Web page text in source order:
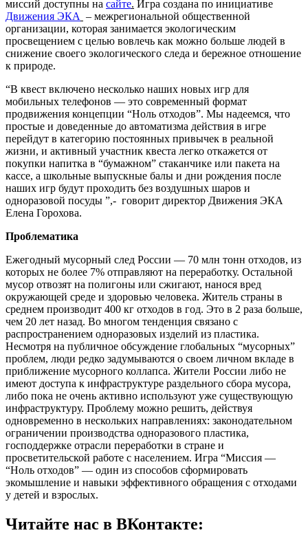
миссий доступны на сайте. Игра создана по инициативе
Движения ЭКА – межрегиональной общественной
организации, которая занимается экологическим
просвещением с целью вовлечь как можно больше людей в
снижение своего экологического следа и бережное отношение
к природе.
“В квест включено несколько наших новых игр для
мобильных телефонов — это современный формат
продвижения концепции “Ноль отходов”. Мы надеемся, что
простые и доведенные до автоматизма действия в игре
перейдут в категорию постоянных привычек в реальной
жизни, и активный участник квеста легко откажется от
покупки напитка в “бумажном” стаканчике или пакета на
кассе, а школьные выпускные балы и дни рождения после
наших игр будут проходить без воздушных шаров и
одноразовой посуды ”,- говорит директор Движения ЭКА
Елена Горохова.
Проблематика
Ежегодный мусорный след России — 70 млн тонн отходов, из
которых не более 7% отправляют на переработку. Остальной
мусор отвозят на полигоны или сжигают, нанося вред
окружающей среде и здоровью человека. Житель страны в
среднем производит 400 кг отходов в год. Это в 2 раза больше,
чем 20 лет назад. Во многом тенденция связано с
распространением одноразовых изделий из пластика.
Несмотря на публичное обсуждение глобальных “мусорных”
проблем, люди редко задумываются о своем личном вкладе в
приближение мусорного коллапса. Жители России либо не
имеют доступа к инфраструктуре раздельного сбора мусора,
либо пока не очень активно используют уже существующую
инфраструктуру. Проблему можно решить, действуя
одновременно в нескольких направлениях: законодательном
ограничении производства одноразового пластика,
господдержке отрасли переработки в стране и
просветительской работе с населением. Игра “Миссия —
“Ноль отходов” — один из способов сформировать
экомышление и навыки эффективного обращения с отходами
у детей и взрослых.
Читайте нас в ВКонтакте: